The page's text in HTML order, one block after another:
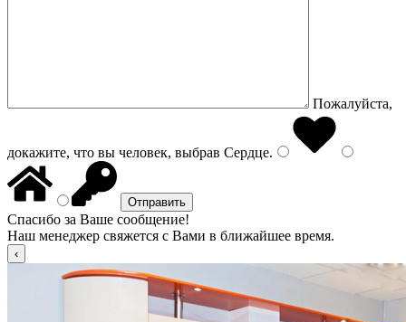
Пожалуйста,
докажите, что вы человек, выбрав Сердце.
Спасибо за Ваше сообщение!
Наш менеджер свяжется с Вами в ближайшее время.